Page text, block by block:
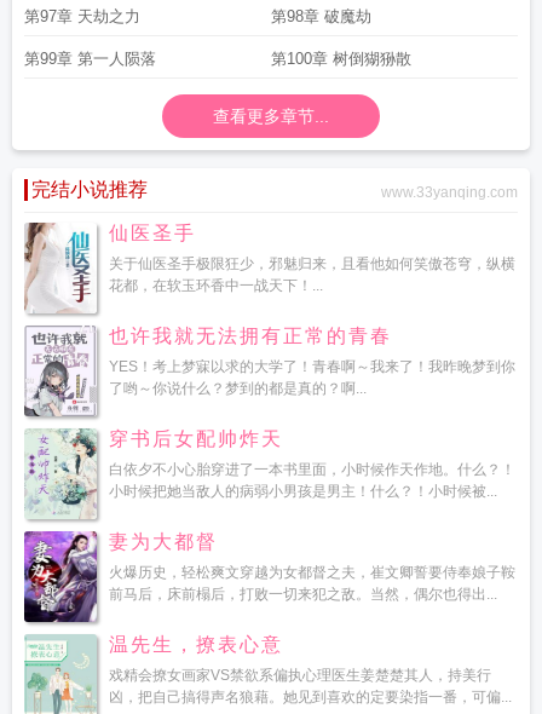
第97章 天劫之力 第98章 破魔劫
第99章 第一人陨落 第100章 树倒猢狲散
查看更多章节...
完结小说推荐 www.33yanqing.com
仙医圣手
关于仙医圣手极限狂少，邪魅归来，且看他如何笑傲苍穹，纵横
花都，在软玉环香中一战天下！...
也许我就无法拥有正常的青春
YES！考上梦寐以求的大学了！青春啊～我来了！我昨晚梦到你
了哟～你说什么？梦到的都是真的？啊...
穿书后女配帅炸天
白依夕不小心胎穿进了一本书里面，小时候作天作地。什么？！
小时候把她当敌人的病弱小男孩是男主！什么？！小时候被...
妻为大都督
火爆历史，轻松爽文穿越为女都督之夫，崔文卿誓要侍奉娘子鞍
前马后，床前榻后，打败一切来犯之敌。当然，偶尔也得出...
温先生，撩表心意
戏精会撩女画家VS禁欲系偏执心理医生姜楚楚其人，持美行
凶，把自己搞得声名狼藉。她见到喜欢的定要染指一番，可偏...